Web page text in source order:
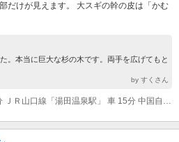
だけが見えます。 大スギの幹の皮は「かむ
。本当に巨大な杉の木です。両手を広げてもと
by すくさん
(1)ＪＲ「新山口駅」 列車 20分 ＪＲ山口線「湯田温泉駅」 車 15分 中国自動車道小郡ＩＣ 車 20分